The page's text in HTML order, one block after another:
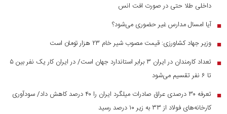
داخلی طلا حتی در صورت افت انس
■ آیا امسال مدارس غیر حضوری می‌شود؟
■ وزیر جهاد کشاورزی: قیمت مصوب شیر خام ۲۳ هزار تومان است
■
تعداد کارمندان در ایران ۳ برابر استاندارد جهان است/ در ایران کار یک نفر بین ۵
تا ۶ نفر تقسیم می‌شود
■
تعرفه ۳۰ درصدی عراق صادرات میلگرد ایران را ۴۰ درصد کاهش داد/ سودآوری
کارخانه‌های فولاد از ۳۳ به زیر ۱۰ درصد رسید